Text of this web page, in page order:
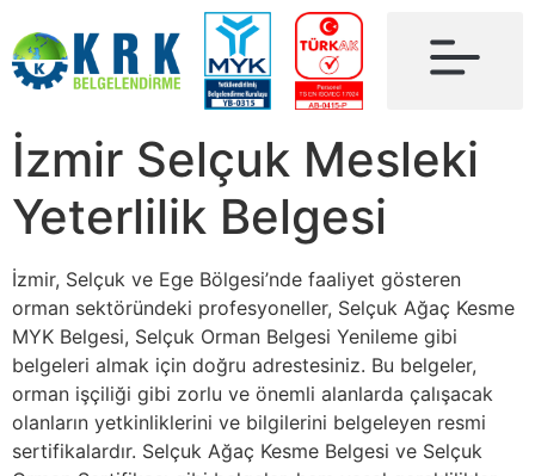
İzmir Selçuk Mesleki
Yeterlilik Belgesi
İzmir, Selçuk ve Ege Bölgesi’nde faaliyet gösteren
orman sektöründeki profesyoneller, Selçuk Ağaç Kesme
MYK Belgesi, Selçuk Orman Belgesi Yenileme gibi
belgeleri almak için doğru adrestesiniz. Bu belgeler,
orman işçiliği gibi zorlu ve önemli alanlarda çalışacak
olanların yetkinliklerini ve bilgilerini belgeleyen resmi
sertifikalardır. Selçuk Ağaç Kesme Belgesi ve Selçuk